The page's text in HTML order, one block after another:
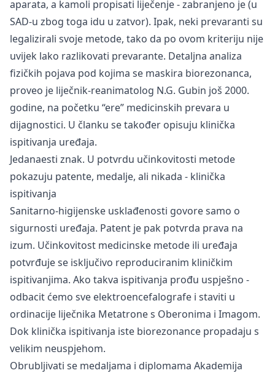
aparata, a kamoli propisati liječenje - zabranjeno je (u
SAD-u zbog toga idu u zatvor). Ipak, neki prevaranti su
legalizirali svoje metode, tako da po ovom kriteriju nije
uvijek lako razlikovati prevarante. Detaljna analiza
fizičkih pojava pod kojima se maskira biorezonanca,
proveo je liječnik-reanimatolog N.G. Gubin još 2000.
godine, na početku “ere” medicinskih prevara u
dijagnostici. U članku se također opisuju klinička
ispitivanja uređaja.
Jedanaesti znak. U potvrdu učinkovitosti metode
pokazuju patente, medalje, ali nikada - klinička
ispitivanja
Sanitarno-higijenske usklađenosti govore samo o
sigurnosti uređaja. Patent je pak potvrda prava na
izum. Učinkovitost medicinske metode ili uređaja
potvrđuje se isključivo reproduciranim kliničkim
ispitivanjima. Ako takva ispitivanja prođu uspješno -
odbacit ćemo sve elektroencefalografe i staviti u
ordinacije liječnika Metatrone s Oberonima i Imagom.
Dok klinička ispitivanja iste biorezonance propadaju s
velikim neuspjehom.
Obrubljivati se medaljama i diplomama Akademija